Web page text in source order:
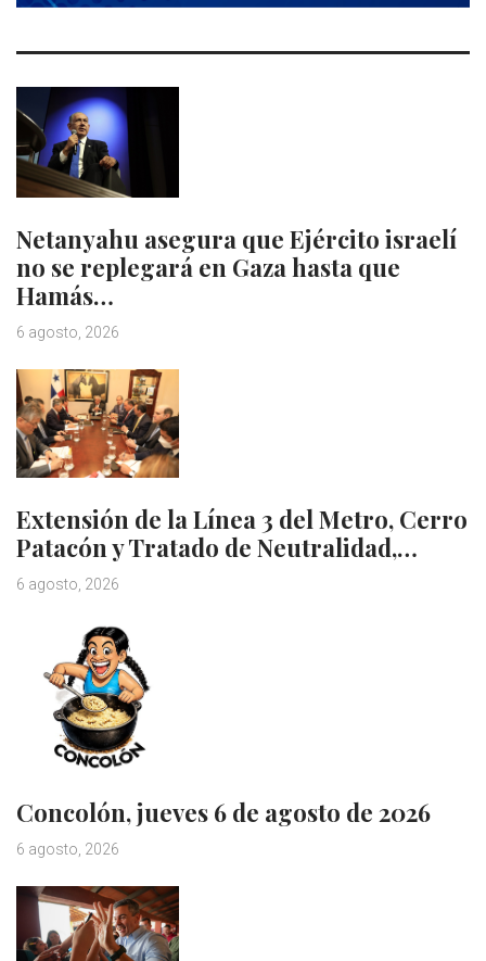
Netanyahu asegura que Ejército israelí
no se replegará en Gaza hasta que
Hamás…
6 agosto, 2026
Extensión de la Línea 3 del Metro, Cerro
Patacón y Tratado de Neutralidad,…
6 agosto, 2026
Concolón, jueves 6 de agosto de 2026
6 agosto, 2026